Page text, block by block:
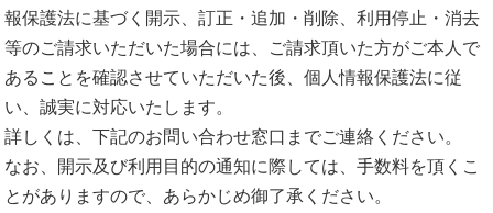
報保護法に基づく開示、訂正・追加・削除、利用停止・消去
等のご請求いただいた場合には、ご請求頂いた方がご本人で
あることを確認させていただいた後、個人情報保護法に従
い、誠実に対応いたします。
詳しくは、下記のお問い合わせ窓口までご連絡ください。
なお、開示及び利用目的の通知に際しては、手数料を頂くこ
とがありますので、あらかじめ御了承ください。